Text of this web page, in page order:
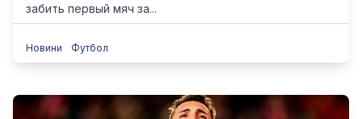
забить первый мяч за...
Новини Футбол